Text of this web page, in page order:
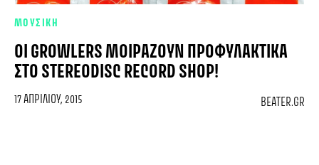
ΜΟΥΣΙΚΗ
ΟΙ GROWLERS ΜΟΙΡΆΖΟΥΝ ΠΡΟΦΥΛΑΚΤΙΚΆ
ΣΤΟ STEREODISC RECORD SHOP!
17 ΑΠΡΙΛΊΟΥ, 2015 BEATER.GR